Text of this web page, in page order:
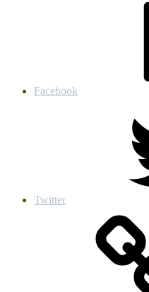
Facebook
Twitter